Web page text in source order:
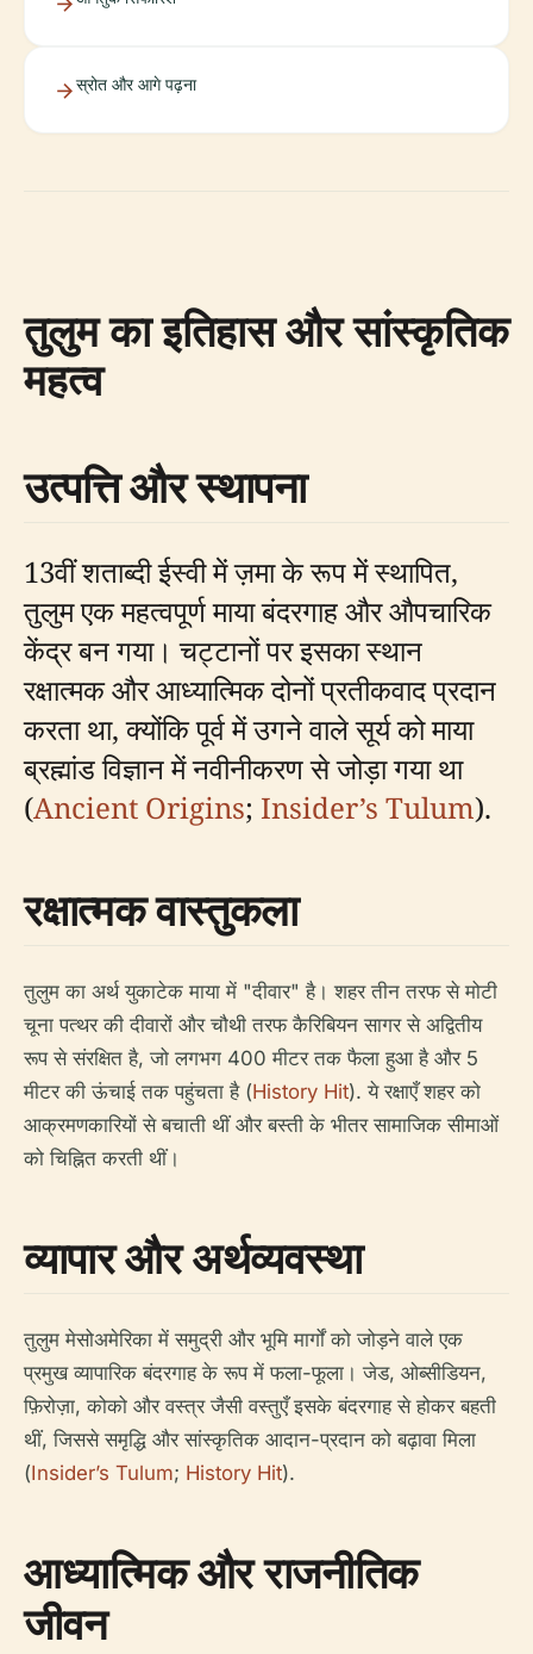
स्रोत और आगे पढ़ना
तुलुम का इतिहास और सांस्कृतिक
महत्व
उत्पत्ति और स्थापना
13वीं शताब्दी ईस्वी में ज़मा के रूप में स्थापित,
तुलुम एक महत्वपूर्ण माया बंदरगाह और औपचारिक
केंद्र बन गया। चट्टानों पर इसका स्थान
रक्षात्मक और आध्यात्मिक दोनों प्रतीकवाद प्रदान
करता था, क्योंकि पूर्व में उगने वाले सूर्य को माया
ब्रह्मांड विज्ञान में नवीनीकरण से जोड़ा गया था
(Ancient Origins; Insider’s Tulum).
रक्षात्मक वास्तुकला
तुलुम का अर्थ युकाटेक माया में "दीवार" है। शहर तीन तरफ से मोटी
चूना पत्थर की दीवारों और चौथी तरफ कैरिबियन सागर से अद्वितीय
रूप से संरक्षित है, जो लगभग 400 मीटर तक फैला हुआ है और 5
मीटर की ऊंचाई तक पहुंचता है (History Hit). ये रक्षाएँ शहर को
आक्रमणकारियों से बचाती थीं और बस्ती के भीतर सामाजिक सीमाओं
को चिह्नित करती थीं।
व्यापार और अर्थव्यवस्था
तुलुम मेसोअमेरिका में समुद्री और भूमि मार्गों को जोड़ने वाले एक
प्रमुख व्यापारिक बंदरगाह के रूप में फला-फूला। जेड, ओब्सीडियन,
फ़िरोज़ा, कोको और वस्त्र जैसी वस्तुएँ इसके बंदरगाह से होकर बहती
थीं, जिससे समृद्धि और सांस्कृतिक आदान-प्रदान को बढ़ावा मिला
(Insider’s Tulum; History Hit).
आध्यात्मिक और राजनीतिक
जीवन